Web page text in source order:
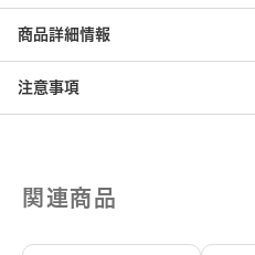
商品詳細情報
注意事項
関連商品